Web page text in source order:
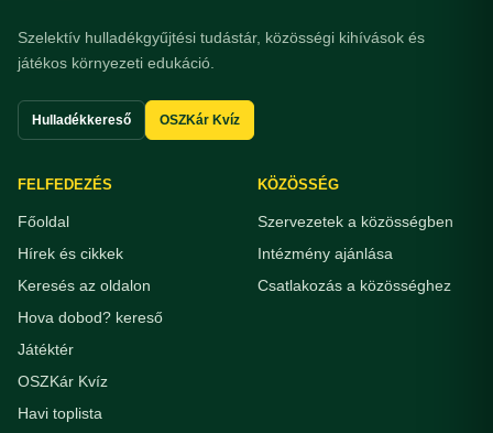
Szelektív hulladékgyűjtési tudástár, közösségi kihívások és
játékos környezeti edukáció.
Hulladékkereső OSZKár Kvíz
FELFEDEZÉS
Főoldal
Hírek és cikkek
Keresés az oldalon
Hova dobod? kereső
Játéktér
OSZKár Kvíz
Havi toplista
KÖZÖSSÉG
Szervezetek a közösségben
Intézmény ajánlása
Csatlakozás a közösséghez